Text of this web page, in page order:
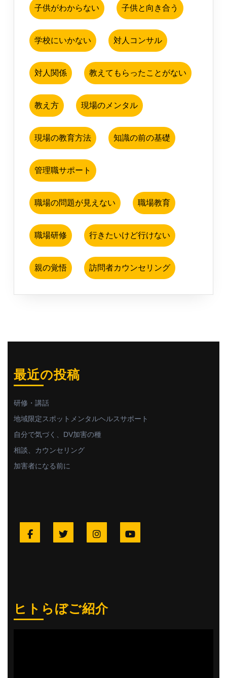
子供がわからない 子供と向き合う
学校にいかない 対人コンサル
対人関係 教えてもらったことがない
教え方 現場のメンタル
現場の教育方法 知識の前の基礎
管理職サポート
職場の問題が見えない 職場教育
職場研修 行きたいけど行けない
親の覚悟 訪問者カウンセリング
最近の投稿
研修・講話
地域限定スポットメンタルヘルスサポート
自分で気づく、DV加害の種
相談、カウンセリング
加害者になる前に
Facebook Twitter Instagram
ヒトらぼご紹介